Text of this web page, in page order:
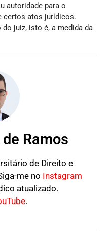
autoridade para o
certos atos jurídicos.
juiz, isto é, a medida da
Ramos
de Direito e
me no Instagram
atualizado.
.